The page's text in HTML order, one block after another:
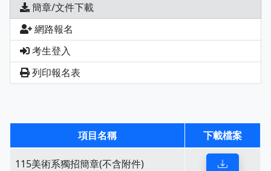
簡章/文件下載
網路報名
考生登入
列印報名表
項目名稱 下載檔案
115美術系獨招簡章(不含附件)